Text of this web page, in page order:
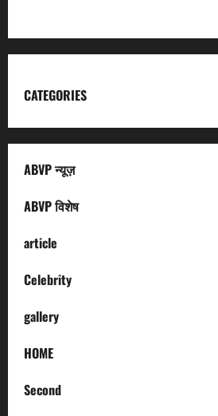
CATEGORIES
ABVP न्यूज़
ABVP विशेष
article
Celebrity
gallery
HOME
Second